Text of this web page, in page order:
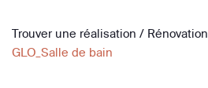
Trouver une réalisation / Rénovation
GLO_Salle de bain